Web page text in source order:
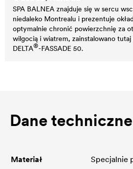
SPA BALNEA znajduje się w sercu
niedaleko Montrealu i prezentuje
optymalnie chronić powierzchnię za
wilgocią i wiatrem, zainstalowano
DELTA®-FASSADE 50.
Dane techniczne
Materiał
Specjalnie